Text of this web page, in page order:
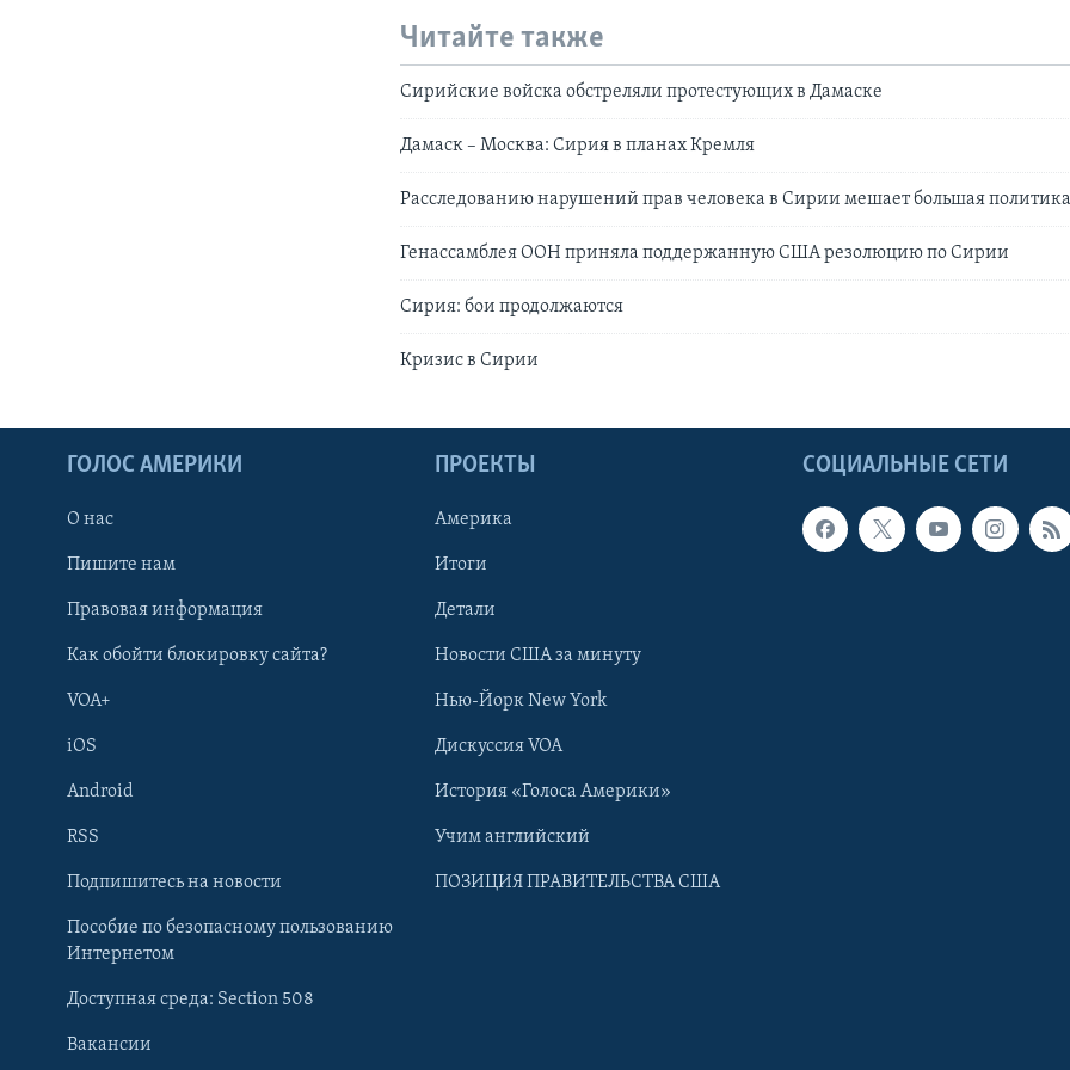
Learning English
Читайте также
Сирийские войска обстреляли протестующих в Дамаске
Дамаск – Москва: Сирия в планах Кремля
Расследованию нарушений прав человека в Сирии мешает большая
Генассамблея ООН приняла поддержанную США резолюцию по Сирии
Сирия: бои продолжаются
Кризис в Сирии
СОЦИАЛЬНЫЕ СЕТИ
ГОЛОС АМЕРИКИ
О нас
Пишите нам
Правовая информация
Как обойти блокировку сайта?
VOA+
iOS
Android
RSS
Подпишитесь на новости
Пособие по безопасному пользованию
Интернетом
Доступная среда: Section 508
Вакансии
ПРОЕКТЫ
Америка
Итоги
Детали
Новости США за минуту
Нью-Йорк New York
Дискуссия VOA
История «Голоса Америки»
Учим английский
ПОЗИЦИЯ ПРАВИТЕЛЬСТВА США